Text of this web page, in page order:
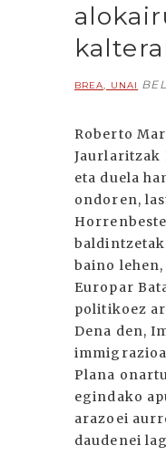
BREA, UNAI
Roberto
Jaurlaritzak
eta duela
ondoren,
baino
Europar
politikoez
Dena den,
Plana
egindako
arazoei
daudenei